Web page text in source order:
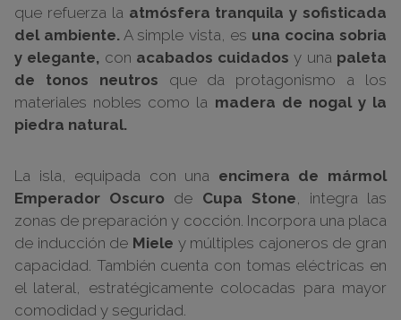
que refuerza la atmósfera tranquila y sofisticada
del ambiente. A simple vista, es una cocina sobria
y elegante, con acabados cuidados y una paleta
de tonos neutros que da protagonismo a los
materiales nobles como la madera de nogal y la
piedra natural.
La isla, equipada con una encimera de mármol
Emperador Oscuro de Cupa Stone , integra las
zonas de preparación y cocción. Incorpora una placa
de inducción de Miele y múltiples cajoneros de gran
capacidad. También cuenta con tomas eléctricas en
el lateral, estratégicamente colocadas para mayor
comodidad y seguridad.